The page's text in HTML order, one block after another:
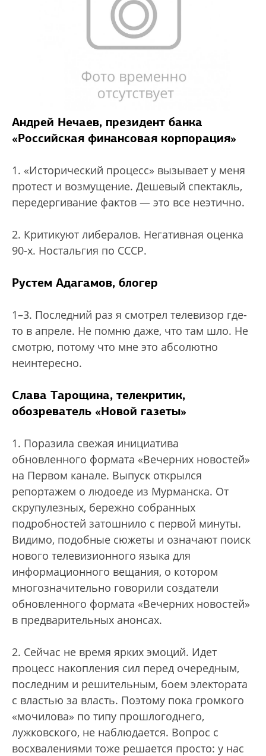
Андрей Нечаев, президент банка
«Российская финансовая корпорация»
1. «Исторический процесс» вызывает у меня
протест и возмущение. Дешевый спектакль,
передергивание фактов — это все неэтично.
2. Критикуют либералов. Негативная оценка
90-х. Ностальгия по СССР.
Рустем Адагамов, блогер
1–3. Последний раз я смотрел телевизор где-
то в апреле. Не помню даже, что там шло. Не
смотрю, потому что мне это абсолютно
неинтересно.
Слава Тарощина, телекритик,
обозреватель «Новой газеты»
1. Поразила свежая инициатива
обновленного формата «Вечерних новостей»
на Первом канале. Выпуск открылся
репортажем о людоеде из Мурманска. От
скрупулезных, бережно собранных
подробностей затошнило с первой минуты.
Видимо, подобные сюжеты и означают поиск
нового телевизионного языка для
информационного вещания, о котором
многозначительно говорили создатели
обновленного формата «Вечерних новостей»
в предварительных анонсах.
2. Сейчас не время ярких эмоций. Идет
процесс накопления сил перед очередным,
последним и решительным, боем электората
с властью за власть. Поэтому пока громкого
«мочилова» по типу прошлогоднего,
лужковского, не наблюдается. Вопрос с
восхвалениями тоже решается просто: у нас